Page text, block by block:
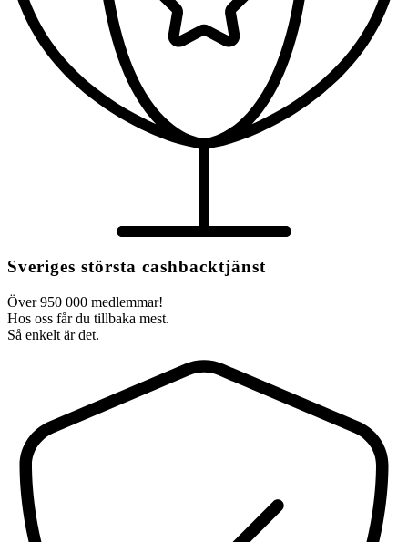
Sveriges största cashbacktjänst
Över 950 000 medlemmar!
Hos oss får du tillbaka mest.
Så enkelt är det.